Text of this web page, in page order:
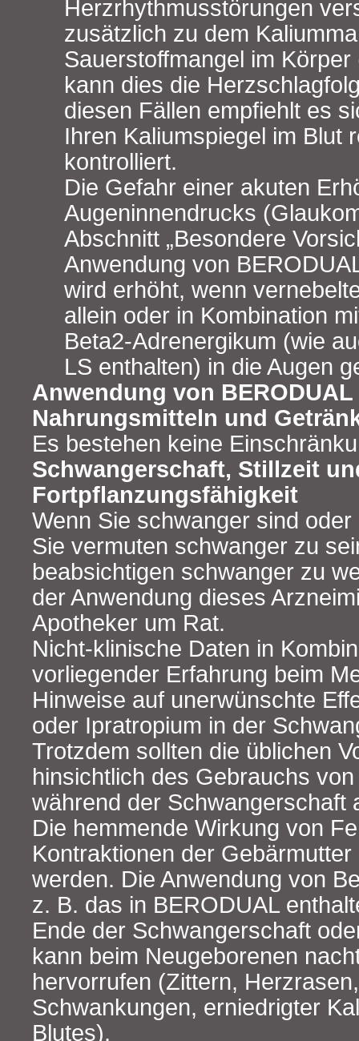
Herzrhythmusstörungen
zusätzlich zu dem
Sauerstoffmangel im
kann dies die
diesen Fällen empfiehlt es
Ihren Kaliumspiegel im Blut
kontrolliert.
Die Gefahr einer akuten
Augeninnendrucks
Abschnitt „Besondere
Anwendung von
wird erhöht, wenn
allein oder in Kombination
Beta2‑Adrenergikum (wie
LS enthalten) in die Augen
Anwendung von
Nahrungsmitteln und
Es bestehen keine
Schwangerschaft, Stillzeit
Fortpflanzungsfähigkeit
Wenn Sie schwanger sind
Sie vermuten schwanger zu
beabsichtigen schwanger zu
der Anwendung dieses
Apotheker um Rat.
Nicht-klinische Daten in
vorliegender Erfahrung beim
Hinweise auf unerwünschte
oder Ipratropium in der
Trotzdem sollten die üblichen
hinsichtlich des Gebrauchs
während der Schwangerschaft
Die hemmende Wirkung von
Kontraktionen der
werden. Die Anwendung von
z. B. das in BERODUAL
Ende der Schwangerschaft
kann beim Neugeborenen
hervorrufen (Zittern,
Schwankungen, erniedrigter
Blutes).